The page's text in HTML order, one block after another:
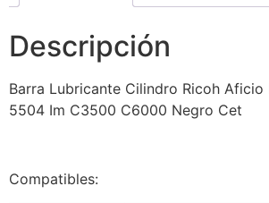
Descripción
Barra Lubricante Cilindro Ricoh
5504 Im C3500 C6000 Negro Cet
Compatibles: